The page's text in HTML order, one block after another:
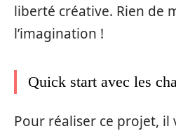
liberté créative. Rien de
l’imagination !
Quick start avec les
Pour réaliser ce projet, il